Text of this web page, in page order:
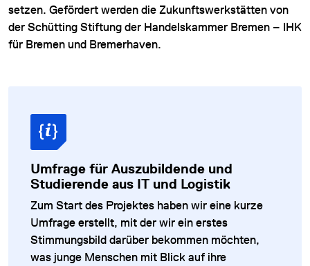
setzen. Gefördert werden die Zukunftswerkstätten von
der Schütting Stiftung der Handelskammer Bremen – IHK
für Bremen und Bremerhaven.
Umfrage für Auszubildende und
Studierende aus IT und Logistik
Zum Start des Projektes haben wir eine kurze
Umfrage erstellt, mit der wir ein erstes
Stimmungsbild darüber bekommen möchten,
was junge Menschen mit Blick auf ihre